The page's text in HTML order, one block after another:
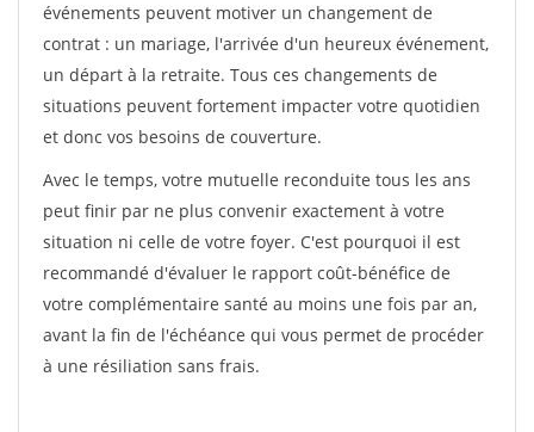
événements peuvent motiver un changement de
contrat : un mariage, l'arrivée d'un heureux événement,
un départ à la retraite. Tous ces changements de
situations peuvent fortement impacter votre quotidien
et donc vos besoins de couverture.
Avec le temps, votre mutuelle reconduite tous les ans
peut finir par ne plus convenir exactement à votre
situation ni celle de votre foyer. C'est pourquoi il est
recommandé d'évaluer le rapport coût-bénéfice de
votre complémentaire santé au moins une fois par an,
avant la fin de l'échéance qui vous permet de procéder
à une résiliation sans frais.